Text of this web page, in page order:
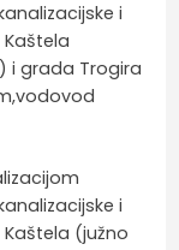
i
i grada Trogira
i
(južno